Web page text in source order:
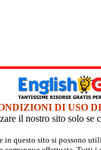
DI USO
il nostro sito solo se
questo sito si possono